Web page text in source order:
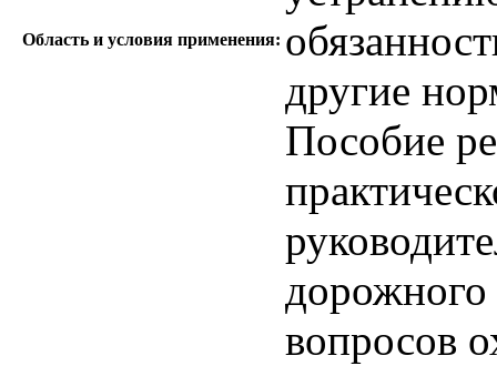
Область и условия применения:
другие
Пособие
дорожного
вопросов